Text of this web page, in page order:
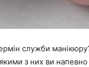
служби
з них ви напевно